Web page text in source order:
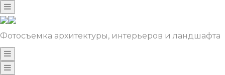
Фотосъемка архитектуры, интерьеров и ландшафта